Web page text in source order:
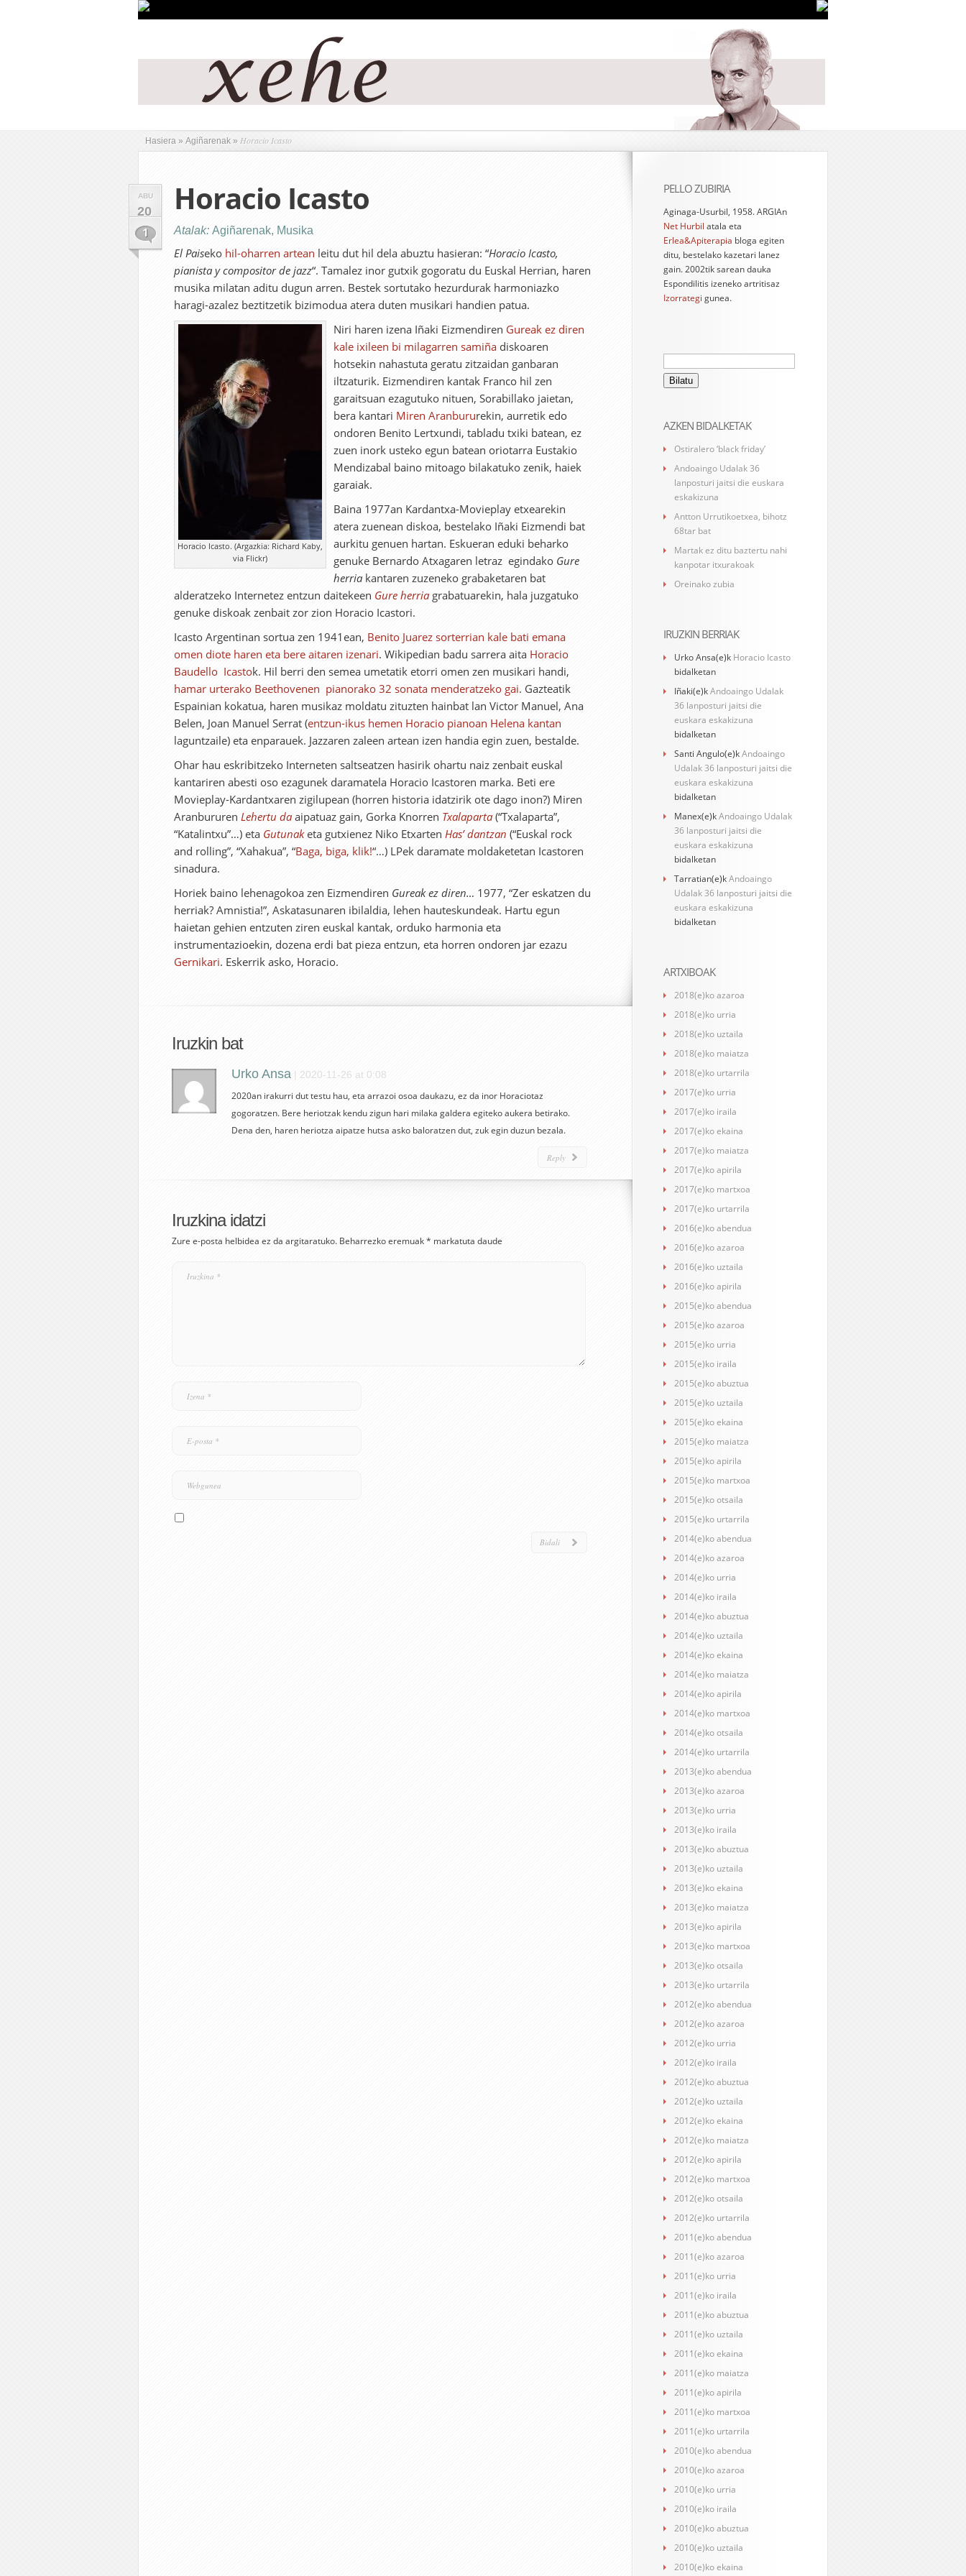
Hasiera » Agiñarenak » Horacio Icasto
ABU
20
1
Horacio Icasto
Atalak: Agiñarenak, Musika
El Paiseko hil-oharren artean leitu dut hil dela abuztu hasieran: “Horacio Icasto,
pianista y compositor de jazz“. Tamalez inor gutxik gogoratu du Euskal Herrian, haren
musika milatan aditu dugun arren. Bestek sortutako hezurdurak harmoniazko
haragi-azalez beztitzetik bizimodua atera duten musikari handien patua.
Horacio Icasto. (Argazkia: Richard Kaby,
via Flickr)
Niri haren izena Iñaki Eizmendiren Gureak ez diren
kale ixileen bi milagarren samiña diskoaren
hotsekin nahastuta geratu zitzaidan ganbaran
iltzaturik. Eizmendiren kantak Franco hil zen
garaitsuan ezagutuko nituen, Sorabillako jaietan,
bera kantari Miren Aranbururekin, aurretik edo
ondoren Benito Lertxundi, tabladu txiki batean, ez
zuen inork usteko egun batean oriotarra Eustakio
Mendizabal baino mitoago bilakatuko zenik, haiek
garaiak.
Baina 1977an Kardantxa-Movieplay etxearekin
atera zuenean diskoa, bestelako Iñaki Eizmendi bat
aurkitu genuen hartan. Eskueran eduki beharko
genuke Bernardo Atxagaren letraz egindako Gure
herriakantaren zuzeneko grabaketaren bat
alderatzeko Internetez entzun daitekeen Gure herria grabatuarekin, hala juzgatuko
genuke diskoak zenbait zor zion Horacio Icastori.
Icasto Argentinan sortua zen 1941ean, Benito Juarez sorterrian kale bati emana
omen diote haren eta bere aitaren izenari. Wikipedian badu sarrera aita Horacio
Baudello Icastok. Hil berri den semea umetatik etorri omen zen musikari handi,
hamar urterako Beethovenen pianorako 32 sonata menderatzeko gai. Gazteatik
Espainian kokatua, haren musikaz moldatu zituzten hainbat lan Victor Manuel, Ana
Belen, Joan Manuel Serrat (entzun-ikus hemen Horacio pianoan Helena kantan
laguntzaile) eta enparauek. Jazzaren zaleen artean izen handia egin zuen, bestalde.
Ohar hau eskribitzeko Interneten saltseatzen hasirik ohartu naiz zenbait euskal
kantariren abesti oso ezagunek daramatela Horacio Icastoren marka. Beti ere
Movieplay-Kardantxaren zigilupean (horren historia idatzirik ote dago inon?) Miren
Aranbururen Lehertu da aipatuaz gain, Gorka Knorren Txalaparta (“Txalaparta”,
“Katalintxu”…) eta Gutunaketa gutxienez Niko Etxarten Has’ dantzan (“Euskal rock
and rolling”, “Xahakua”, “Baga, biga, klik!“…) LPek daramate moldaketetan Icastoren
sinadura.
Horiek baino lehenagokoa zen Eizmendiren Gureak ez diren… 1977, “Zer eskatzen du
herriak? Amnistia!”, Askatasunaren ibilaldia, lehen hauteskundeak. Hartu egun
haietan gehien entzuten ziren euskal kantak, orduko harmonia eta
instrumentazioekin, dozena erdi bat pieza entzun, eta horren ondoren jar ezazu
Gernikari. Eskerrik asko, Horacio.
Iruzkin bat
Urko Ansa | 2020-11-26 at 0:08
2020an irakurri dut testu hau, eta arrazoi osoa daukazu, ez da inor Horaciotaz
gogoratzen. Bere heriotzak kendu zigun hari milaka galdera egiteko aukera betirako.
Dena den, haren heriotza aipatze hutsa asko baloratzen dut, zuk egin duzun bezala.
Reply
Iruzkina idatzi
Zure e-posta helbidea ez da argitaratuko. Beharrezko eremuak* markatuta daude
PELLO ZUBIRIA
Aginaga-Usurbil, 1958. ARGIAn
Net Hurbil atala eta
Erlea&Apiterapia bloga egiten
ditu, bestelako kazetari lanez
gain. 2002tik sarean dauka
Espondilitis izeneko artritisaz
Izorrategi gunea.
Bilatu:
AZKEN BIDALKETAK
Ostiralero ‘black friday’
Andoaingo Udalak 36
lanposturi jaitsi die euskara
eskakizuna
Antton Urrutikoetxea, bihotz
68tar bat
Martak ez ditu baztertu nahi
kanpotar itxurakoak
Oreinako zubia
IRUZKIN BERRIAK
Urko Ansa(e)k Horacio Icasto
bidalketan
Iñaki(e)kAndoaingo Udalak
36 lanposturi jaitsi die
euskara eskakizuna
bidalketan
Santi Angulo(e)kAndoaingo
Udalak 36 lanposturi jaitsi die
euskara eskakizuna
bidalketan
Manex(e)kAndoaingo Udalak
36 lanposturi jaitsi die
euskara eskakizuna
bidalketan
Tarratian(e)kAndoaingo
Udalak 36 lanposturi jaitsi die
euskara eskakizuna
bidalketan
ARTXIBOAK
2018(e)ko azaroa
2018(e)ko urria
2018(e)ko uztaila
2018(e)ko maiatza
2018(e)ko urtarrila
2017(e)ko urria
2017(e)ko iraila
2017(e)ko ekaina
2017(e)ko maiatza
2017(e)ko apirila
2017(e)ko martxoa
2017(e)ko urtarrila
2016(e)ko abendua
2016(e)ko azaroa
2016(e)ko uztaila
2016(e)ko apirila
2015(e)ko abendua
2015(e)ko azaroa
2015(e)ko urria
2015(e)ko iraila
2015(e)ko abuztua
2015(e)ko uztaila
2015(e)ko ekaina
2015(e)ko maiatza
2015(e)ko apirila
2015(e)ko martxoa
2015(e)ko otsaila
2015(e)ko urtarrila
2014(e)ko abendua
2014(e)ko azaroa
2014(e)ko urria
2014(e)ko iraila
2014(e)ko abuztua
2014(e)ko uztaila
2014(e)ko ekaina
2014(e)ko maiatza
2014(e)ko apirila
2014(e)ko martxoa
2014(e)ko otsaila
2014(e)ko urtarrila
2013(e)ko abendua
2013(e)ko azaroa
2013(e)ko urria
2013(e)ko iraila
2013(e)ko abuztua
2013(e)ko uztaila
2013(e)ko ekaina
2013(e)ko maiatza
2013(e)ko apirila
2013(e)ko martxoa
2013(e)ko otsaila
2013(e)ko urtarrila
2012(e)ko abendua
2012(e)ko azaroa
2012(e)ko urria
2012(e)ko iraila
2012(e)ko abuztua
2012(e)ko uztaila
2012(e)ko ekaina
2012(e)ko maiatza
2012(e)ko apirila
2012(e)ko martxoa
2012(e)ko otsaila
2012(e)ko urtarrila
2011(e)ko abendua
2011(e)ko azaroa
2011(e)ko urria
2011(e)ko iraila
2011(e)ko abuztua
2011(e)ko uztaila
2011(e)ko ekaina
2011(e)ko maiatza
2011(e)ko apirila
2011(e)ko martxoa
2011(e)ko urtarrila
2010(e)ko abendua
2010(e)ko azaroa
2010(e)ko urria
2010(e)ko iraila
2010(e)ko abuztua
2010(e)ko uztaila
2010(e)ko ekaina